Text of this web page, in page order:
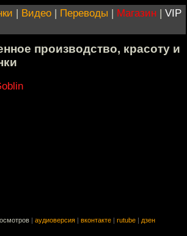
| Видео | Переводы | Магазин | VIP
производство, красоту и
аудиоверсия вконтакте rutube дзен